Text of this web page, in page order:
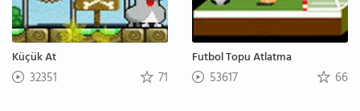
Küçük At
32351 71
Futbol Topu Atlatma
53617 66